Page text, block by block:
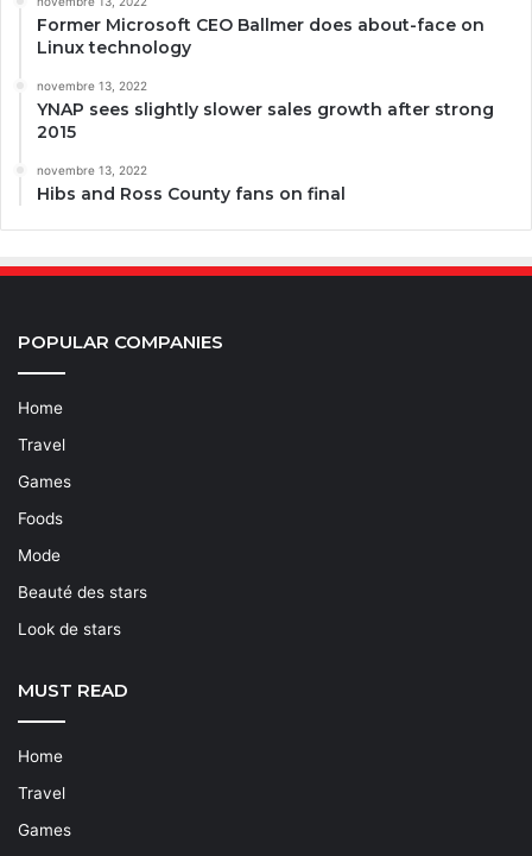
Former Microsoft CEO Ballmer does about-face on
Linux technology
novembre 13, 2022
YNAP sees slightly slower sales growth after strong
2015
novembre 13, 2022
Hibs and Ross County fans on final
POPULAR COMPANIES
Home
Travel
Games
Foods
Mode
Beauté des stars
Look de stars
MUST READ
Home
Travel
Games